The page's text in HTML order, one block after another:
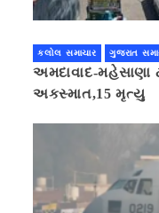
કલોલ સમાચાર ગુજરાત
અમદાવાદ-મહેસાણા
અકસ્માત,15 મૃત્યુ